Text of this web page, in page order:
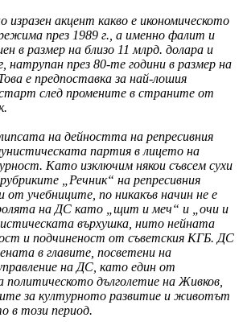
изразен акцент какво е икономическото
през 1989 г., а именно фалит и
в размер на близо 11 млрд. долара и
натрупан през 80-те години в размер на
е предпоставка за най-лошия
старт след промените в страните от
на дейността на репресивния
партия в лицето на
Като изключим някои съвсем сухи
„Речник“ на репресивния
от учебниците, по никакъв начин не е
на ДС като „щит и меч“ и „очи и
върхушка, нито нейната
и подчиненост от съветския КГБ. ДС
в главите, посветени на
на ДС, като един от
политическото дълголетие на Живков,
за културното развитие и животът
в този период.